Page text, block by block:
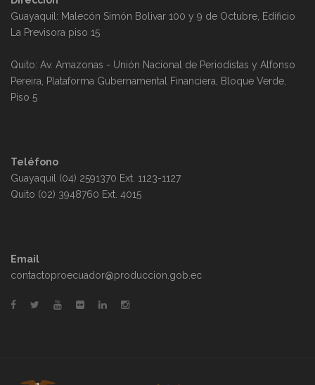
Guayaquil: Malecón Simón Bolivar 100 y 9 de Octubre, Edificio
La Previsora piso 15
Quito: Av. Amazonas - Unión Nacional de Periodistas y Alfonso
Pereira, Plataforma Gubernamental Financiera, Bloque Verde,
Piso 5
Teléfono
Guayaquil (04) 2591370 Ext. 1123-1127
Quito (02) 3948760 Ext. 4015
Email
contactoproecuador@produccion.gob.ec